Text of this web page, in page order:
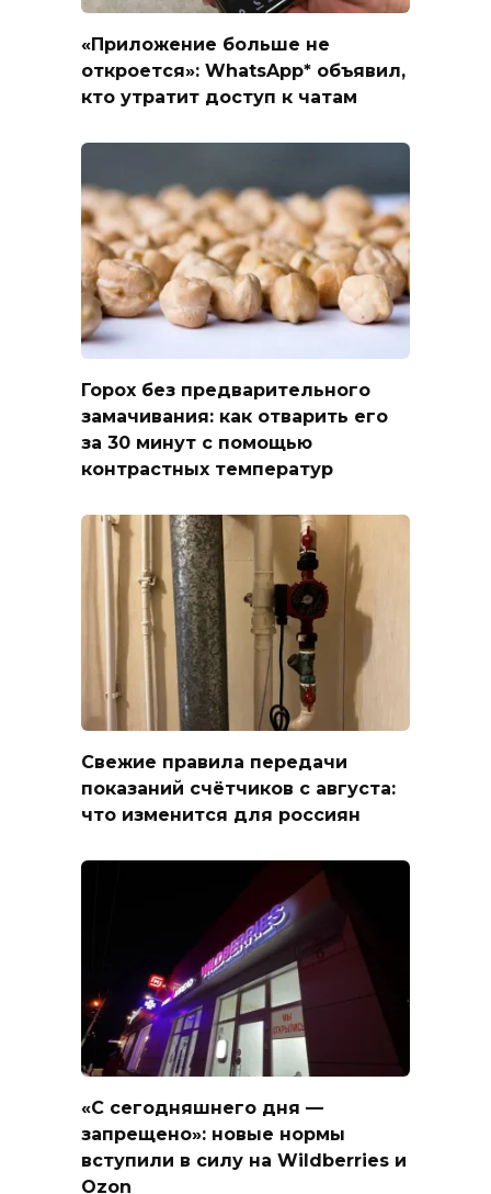
«Приложение больше не
откроется»: WhatsApp* объявил,
кто утратит доступ к чатам
Горох без предварительного
замачивания: как отварить его
за 30 минут с помощью
контрастных температур
Свежие правила передачи
показаний счётчиков с августа:
что изменится для россиян
«С сегодняшнего дня —
запрещено»: новые нормы
вступили в силу на Wildberries и
Ozon